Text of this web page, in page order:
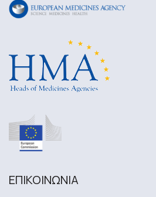
ΕΠΙΚΟΙΝΩΝΙA